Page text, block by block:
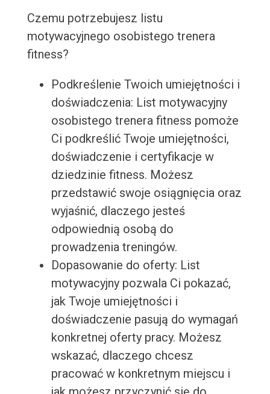
Czemu potrzebujesz listu
motywacyjnego osobistego trenera
fitness?
Podkreślenie Twoich umiejętności i
doświadczenia: List motywacyjny
osobistego trenera fitness pomoże
Ci podkreślić Twoje umiejętności,
doświadczenie i certyfikacje w
dziedzinie fitness. Możesz
przedstawić swoje osiągnięcia oraz
wyjaśnić, dlaczego jesteś
odpowiednią osobą do
prowadzenia treningów.
Dopasowanie do oferty: List
motywacyjny pozwala Ci pokazać,
jak Twoje umiejętności i
doświadczenie pasują do wymagań
konkretnej oferty pracy. Możesz
wskazać, dlaczego chcesz
pracować w konkretnym miejscu i